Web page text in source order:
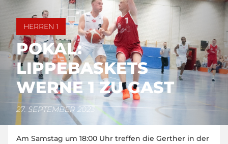
HERREN 1
POKAL:
LIPPEBASKETS
WERNE 1 ZU GAST
27. SEPTEMBER 2023
Am Samstag um 18:00 Uhr treffen die Gerther in der